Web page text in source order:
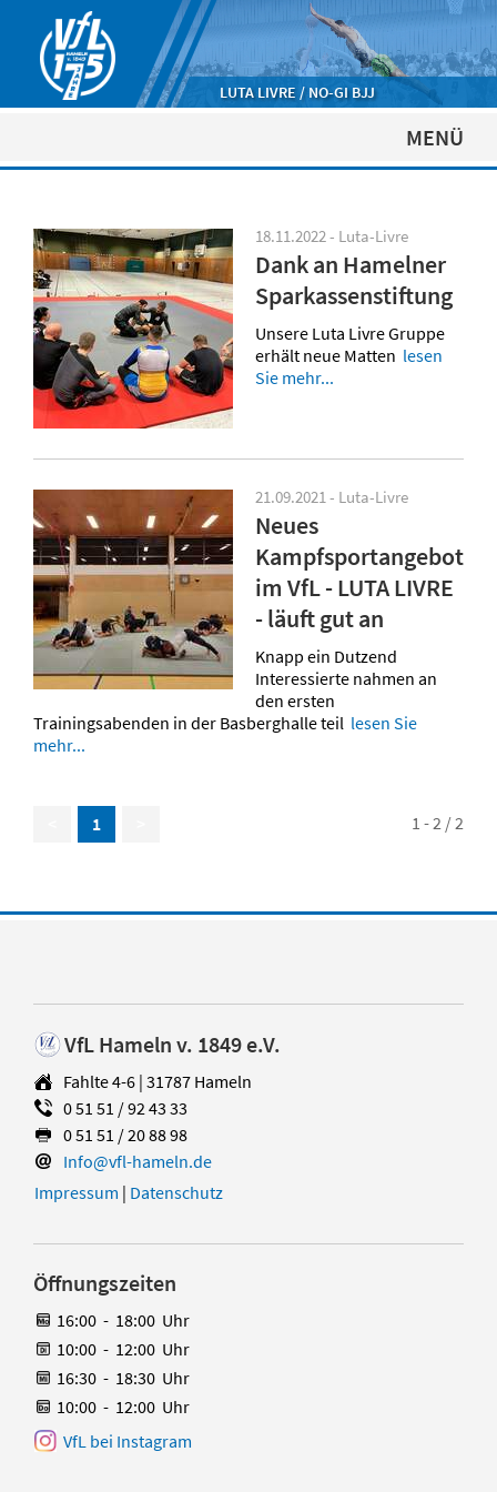
LUTA LIVRE / NO-GI BJJ
MENÜ
18.11.2022 - Luta-Livre
Dank an Hamelner
Sparkassenstiftung
Unsere Luta Livre Gruppe
erhält neue Matten lesen
Sie mehr...
21.09.2021 - Luta-Livre
Neues
Kampfsportangebot
im VfL - LUTA LIVRE
- läuft gut an
Knapp ein Dutzend
Interessierte nahmen an
den ersten
Trainingsabenden in der Basberghalle teil lesen Sie
mehr...
1 1 - 2 / 2
VfL Hameln v. 1849 e.V.
Fahlte 4-6 | 31787 Hameln
0 51 51 / 92 43 33
0 51 51 / 20 88 98
Info@vfl-hameln.de
Impressum | Datenschutz
Öffnungszeiten
16:00 - 18:00 Uhr
10:00 - 12:00 Uhr
16:30 - 18:30 Uhr
10:00 - 12:00 Uhr
VfL bei Instagram